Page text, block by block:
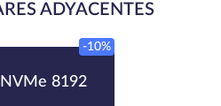
ADYACENTES
8192
-10%